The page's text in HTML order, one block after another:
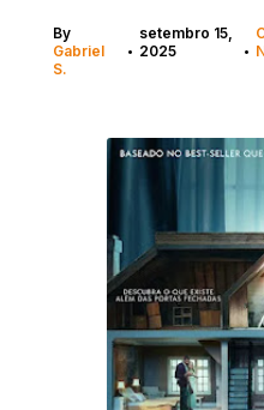
By
Gabriel
S.
•
setembro 15,
2025
•